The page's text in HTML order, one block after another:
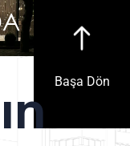
Başa Dön